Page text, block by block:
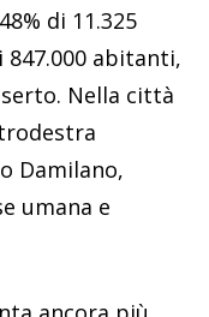
di 11.325
abitanti,
Nella città
Damilano,
umana e